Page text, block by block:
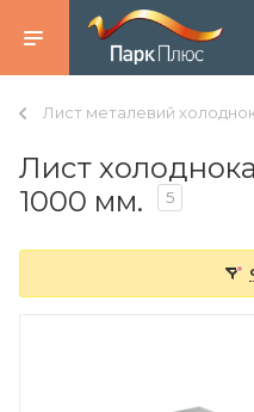
Лист металевий
Лист
1000 мм.
5